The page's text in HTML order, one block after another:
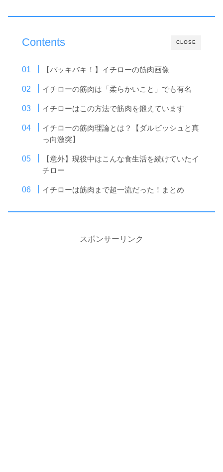
CLOSE
Contents
【バッキバキ！】イチローの筋肉画像
イチローの筋肉は「柔らかいこと」でも有名
イチローはこの方法で筋肉を鍛えています
イチローの筋肉理論とは？【ダルビッシュと真
っ向激突】
【意外】現役中はこんな食生活を続けていたイ
チロー
イチローは筋肉まで超一流だった！まとめ
スポンサーリンク